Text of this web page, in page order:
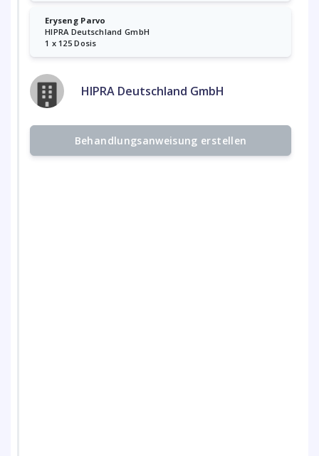
Eryseng Parvo
HIPRA Deutschland GmbH
1 x 125 Dosis
HIPRA Deutschland GmbH
Behandlungsanweisung erstellen